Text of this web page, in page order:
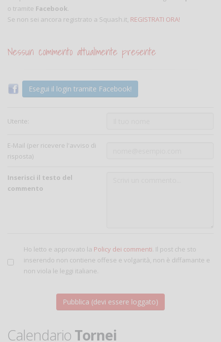
o tramite Facebook.
Se non sei ancora registrato a Squash.it, REGISTRATI ORA!
Nessun commento attualmente presente
Esegui il login tramite Facebook!
Utente:
E-Mail (per ricevere l'avviso di
risposta)
Inserisci il testo del
commento
Ho letto e approvato la Policy dei commenti. Il post che sto
inserendo non contiene offese e volgarità, non è diffamante e
non viola le leggi italiane.
Calendario Tornei